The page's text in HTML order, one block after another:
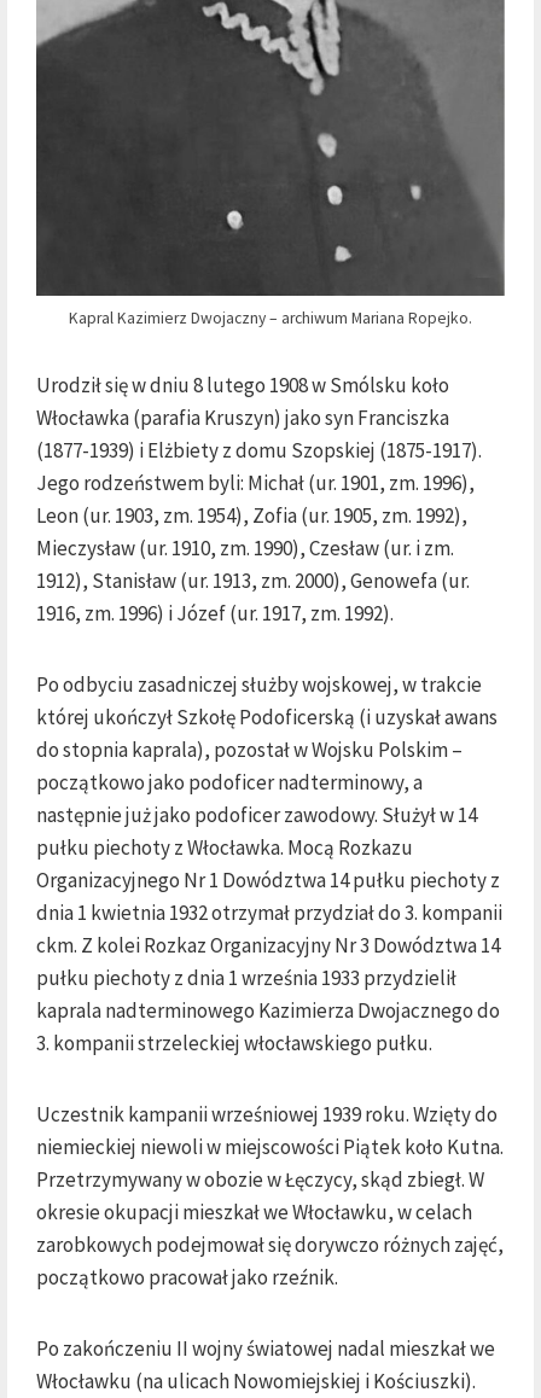
Kapral Kazimierz Dwojaczny – archiwum Mariana Ropejko.
Urodził się w dniu 8 lutego 1908 w Smólsku koło
Włocławka (parafia Kruszyn) jako syn Franciszka
(1877-1939) i Elżbiety z domu Szopskiej (1875-1917).
Jego rodzeństwem byli: Michał (ur. 1901, zm. 1996),
Leon (ur. 1903, zm. 1954), Zofia (ur. 1905, zm. 1992),
Mieczysław (ur. 1910, zm. 1990), Czesław (ur. i zm.
1912), Stanisław (ur. 1913, zm. 2000), Genowefa (ur.
1916, zm. 1996) i Józef (ur. 1917, zm. 1992).
Po odbyciu zasadniczej służby wojskowej, w trakcie
której ukończył Szkołę Podoficerską (i uzyskał awans
do stopnia kaprala), pozostał w Wojsku Polskim –
początkowo jako podoficer nadterminowy, a
następnie już jako podoficer zawodowy. Służył w 14
pułku piechoty z Włocławka. Mocą Rozkazu
Organizacyjnego Nr 1 Dowództwa 14 pułku piechoty z
dnia 1 kwietnia 1932 otrzymał przydział do 3. kompanii
ckm. Z kolei Rozkaz Organizacyjny Nr 3 Dowództwa 14
pułku piechoty z dnia 1 września 1933 przydzielił
kaprala nadterminowego Kazimierza Dwojacznego do
3. kompanii strzeleckiej włocławskiego pułku.
Uczestnik kampanii wrześniowej 1939 roku. Wzięty do
niemieckiej niewoli w miejscowości Piątek koło Kutna.
Przetrzymywany w obozie w Łęczycy, skąd zbiegł. W
okresie okupacji mieszkał we Włocławku, w celach
zarobkowych podejmował się dorywczo różnych zajęć,
początkowo pracował jako rzeźnik.
Po zakończeniu II wojny światowej nadal mieszkał we
Włocławku (na ulicach Nowomiejskiej i Kościuszki).